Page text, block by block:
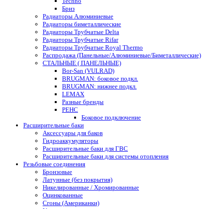
Бриз
Радиаторы Алюминиевые
Радиаторы биметаллические
Радиаторы Трубчатые Delta
Радиаторы Трубчатые Rifar
Радиаторы Трубчатые Royal Thermo
Распродажа (Панельные/Алюминиевые/Биметаллические)
СТАЛЬНЫЕ ( ПАНЕЛЬНЫЕ)
Bor-San (VULRAD)
BRUGMAN: боковое подкл.
BRUGMAN: нижнее подкл.
LEMAX
Разные бренды
РЕНС
Боковое подключение
Расширительные баки
Аксессуары для баков
Гидроаккумуляторы
Расширительные баки для ГВС
Расширительные баки для системы отопления
Резьбовые соединения
Бронзовые
Латунные (без покрытия)
Никелированные / Хромированные
Оцинкованные
Сгоны (Американки)